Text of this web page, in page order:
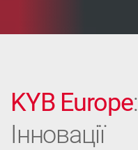
KYB Europe:
Інновації